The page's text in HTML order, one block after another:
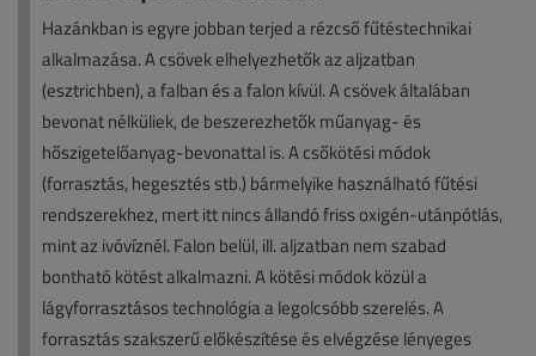
Hazánkban is egyre jobban terjed a rézcső fűtéstechnikai
alkalmazása. A csövek elhelyezhetők az aljzatban
(esztrichben), a falban és a falon kívül. A csövek általában
bevonat nélküliek, de beszerezhetők műanyag- és
hőszigetelőanyag-bevonattal is. A csőkötési módok
(forrasztás, hegesztés stb.) bármelyike használható fűtési
rendszerekhez, mert itt nincs állandó friss oxigén-utánpótlás,
mint az ivóvíznél. Falon belül, ill. aljzatban nem szabad
bontható kötést alkalmazni. A kötési módok közül a
lágyforrasztásos technológia a legolcsóbb szerelés. A
forrasztás szakszerű előkészítése és elvégzése lényeges